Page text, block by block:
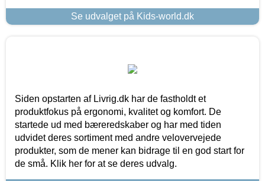
Se udvalget på Kids-world.dk
Siden opstarten af Livrig.dk har de fastholdt et
produktfokus på ergonomi, kvalitet og komfort. De
startede ud med bæreredskaber og har med tiden
udvidet deres sortiment med andre velovervejede
produkter, som de mener kan bidrage til en god start for
de små. Klik her for at se deres udvalg.